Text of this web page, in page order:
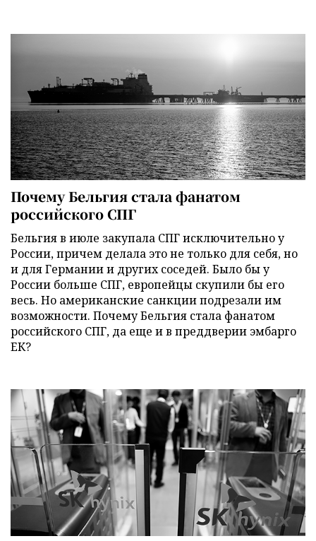
Почему Бельгия стала фанатом
российского СПГ
Бельгия в июле закупала СПГ исключительно у
России, причем делала это не только для себя, но
и для Германии и других соседей. Было бы у
России больше СПГ, европейцы скупили бы его
весь. Но американские санкции подрезали им
возможности. Почему Бельгия стала фанатом
российского СПГ, да еще и в преддверии эмбарго
ЕК?